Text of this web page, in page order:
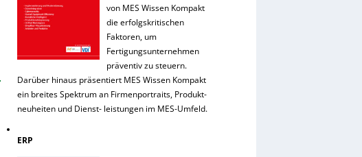
von MES Wissen Kompakt
die erfolgskritischen
Faktoren, um
Fertigungsunternehmen
präventiv zu steuern.
Darüber hinaus präsentiert MES Wissen Kompakt
ein breites Spektrum an Firmenportraits, Produkt-
neuheiten und Dienst- leistungen im MES-Umfeld.
ERP